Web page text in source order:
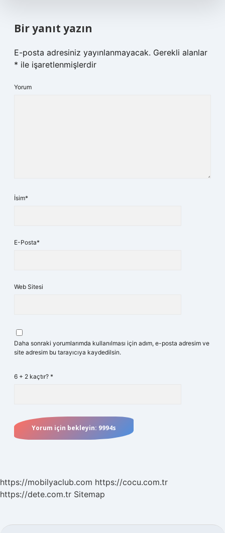
Bir yanıt yazın
E-posta adresiniz yayınlanmayacak. Gerekli alanlar
* ile işaretlenmişlerdir
Yorum
İsim*
E-Posta*
Web Sitesi
Daha sonraki yorumlarımda kullanılması için adım, e-posta adresim ve
site adresim bu tarayıcıya kaydedilsin.
6 + 2 kaçtır? *
https://mobilyaclub.com https://cocu.com.tr
https://dete.com.tr Sitemap